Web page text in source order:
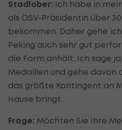
Stadlober: Ich habe in
als ÖSV-Präsidentin über
bekommen. Daher gehe
Peking auch sehr gut
die Form anhält. Ich sage
Medaillen und gehe davon
das größte Kontingent an
Hause bringt.
Frage: Möchten Sie Ihre